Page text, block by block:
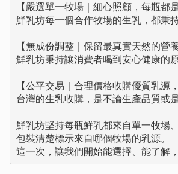
【嚴選單一牧場｜細心照顧，每瓶都
鮮乳坊每一個合作牧場的生乳，都秉
【無成份調整｜保留最真實天然的營
鮮乳坊秉持讓消費者喝到安心健康的
【公平交易｜合理價格收購優質乳源
台灣的生乳收購，是不論生產品質或
鮮乳坊堅持每瓶鮮乳都來自單一牧場
包裝清楚標示來自哪個牧場的乳源。
這一次，讓我們開始能選擇、能了解